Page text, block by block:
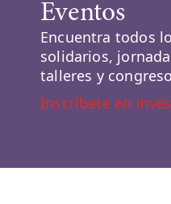
Eventos
Encuentra todos
solidarios,
talleres y
Inscríbete en